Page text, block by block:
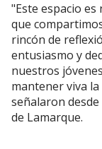
"Este espacio
que
rincón de
entusiasmo y
nuestros
mantener viva
señalaron
de Lamarque.